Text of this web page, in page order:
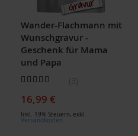
Wander-Flachmann mit
Wunschgravur -
Geschenk für Mama
und Papa
Bewertung:
16,99 €
Inkl. 19% Steuern, exkl.
Versandkosten